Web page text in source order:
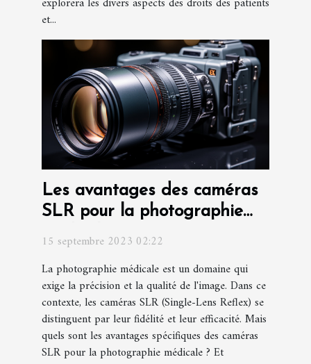
et...
Les avantages des caméras
SLR pour la photographie
médicale
15 septembre 2023 02:22
La photographie médicale est un domaine qui
exige la précision et la qualité de l'image. Dans ce
contexte, les caméras SLR (Single-Lens Reflex) se
distinguent par leur fidélité et leur efficacité. Mais
quels sont les avantages spécifiques des caméras
SLR pour la photographie médicale ? Et